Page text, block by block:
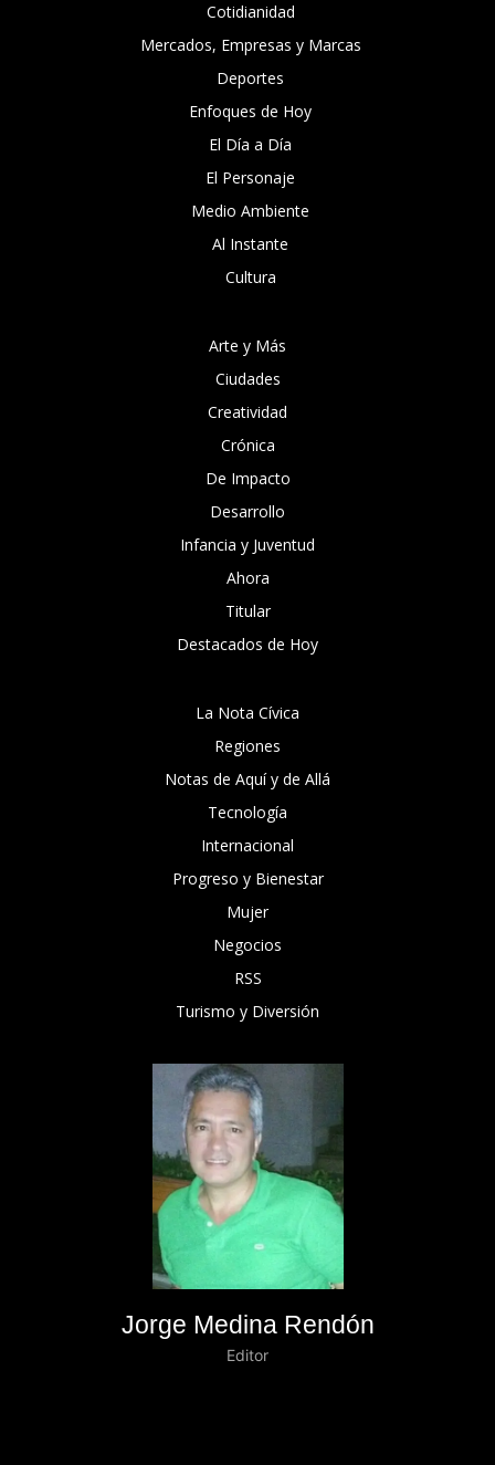
Cotidianidad
Mercados, Empresas y Marcas
Deportes
Enfoques de Hoy
El Día a Día
El Personaje
Medio Ambiente
Al Instante
Cultura
Arte y Más
Ciudades
Creatividad
Crónica
De Impacto
Desarrollo
Infancia y Juventud
Ahora
Titular
Destacados de Hoy
La Nota Cívica
Regiones
Notas de Aquí y de Allá
Tecnología
Internacional
Progreso y Bienestar
Mujer
Negocios
RSS
Turismo y Diversión
Jorge Medina Rendón
Editor